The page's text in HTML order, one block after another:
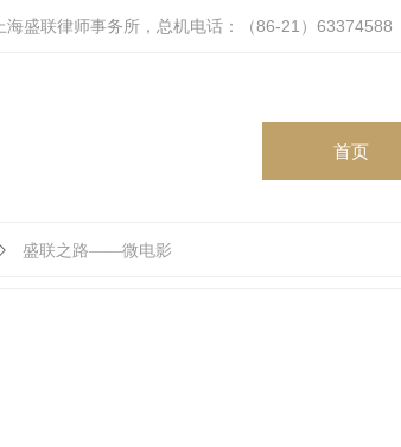
首页
海盛联律师事务所，总机电话：（86-21）63374588
ꄲ 盛联之路——微电影